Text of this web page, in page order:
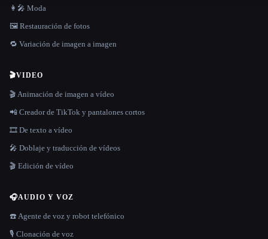
👩‍🎤 Moda
🖼️ Restauración de fotos
🔁 Variación de imagen a imagen
🎬VIDEO
🎬 Animación de imagen a vídeo
📲 Creador de TikTok y pantalones cortos
🎞️ De texto a vídeo
🎤 Doblaje y traducción de vídeos
🎬 Edición de vídeo
🎧AUDIO Y VOZ
☎️ Agente de voz y robot telefónico
🎙️ Clonación de voz